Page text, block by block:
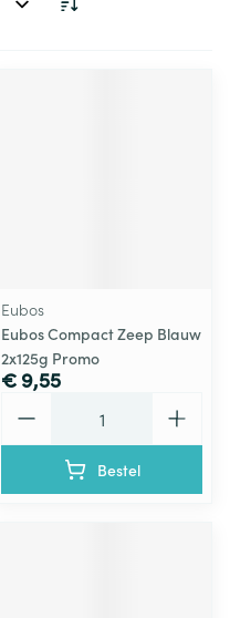
Eubos
Eubos Compact Zeep Blauw
2x125g Promo
€ 9,55
Bestel